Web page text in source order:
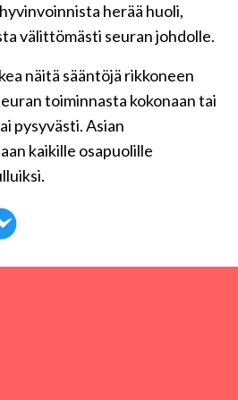
herää huoli,
välittömästi seuran johdolle.
näitä sääntöjä rikkoneen
toiminnasta kokonaan tai
pysyvästi. Asian
kaikille osapuolille